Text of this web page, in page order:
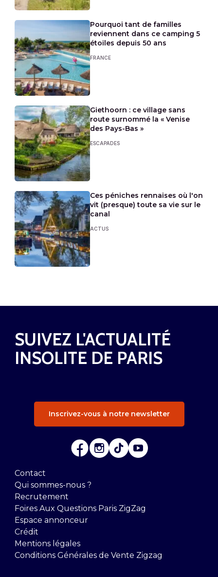
Pourquoi tant de familles
reviennent dans ce camping 5
étoiles depuis 50 ans
FRANCE
Giethoorn : ce village sans
route surnommé la « Venise
des Pays-Bas »
ESCAPADES
Ces péniches rennaises où l'on
vit (presque) toute sa vie sur le
canal
ACTUS
SUIVEZ L'ACTUALITÉ
INSOLITE DE PARIS
Inscrivez-vous à notre newsletter
Contact
Qui sommes-nous ?
Recrutement
Foires Aux Questions Paris ZigZag
Espace annonceur
Crédit
Mentions légales
Conditions Générales de Vente Zigzag